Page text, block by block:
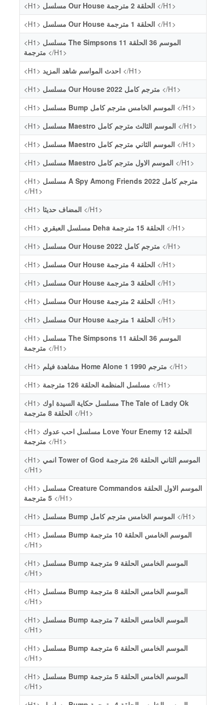
<H1>
مسلسل Our House الحلقة 2 مترجمة </H1>
<H1>
مسلسل Our House الحلقة 1 مترجمة </H1>
<H1> مسلسل The Simpsons الموسم 36 الحلقة 11
مترجمة </H1>
<H1>
</H1>
<H1>
مسلسل Our House 2022 مترجم كامل </H1>
<H1>
مسلسل Bump الموسم الخامس مترجم كامل </H1>
<H1>
مسلسل Maestro الموسم الثالث مترجم كامل </H1>
<H1>
مسلسل Maestro الموسم الثاني مترجم كامل </H1>
<H1>
مسلسل Maestro الموسم الاول مترجم كامل </H1>
<H1>
مسلسل A Spy Among Friends 2022 مترجم كامل
</H1>
<H1>
</H1>
<H1>
مسلسل العبقري Deha الحلقة 15 مترجمة </H1>
<H1>
مسلسل Our House 2022 مترجم كامل </H1>
<H1>
مسلسل Our House الحلقة 4 مترجمة </H1>
<H1>
مسلسل Our House الحلقة 3 مترجمة </H1>
<H1>
مسلسل Our House الحلقة 2 مترجمة </H1>
<H1>
مسلسل Our House الحلقة 1 مترجمة </H1>
<H1> مسلسل The Simpsons الموسم 36 الحلقة 11
مترجمة </H1>
<H1>
مشاهدة فيلم Home Alone 1 1990 مترجم </H1>
<H1>
مسلسل المنظمة الحلقة 126 مترجمة </H1>
<H1> مسلسل حكاية السيدة اوك The Tale of Lady Ok
الحلقة 8 مترجمة </H1>
<H1> مسلسل احب عدوك Love Your Enemy الحلقة 12
مترجمة </H1>
<H1>
انمي Tower of God الموسم الثاني الحلقة 26 مترجمة
</H1>
<H1> مسلسل Creature Commandos الموسم الاول الحلقة
5 مترجمة </H1>
<H1>
مسلسل Bump الموسم الخامس مترجم كامل </H1>
<H1>
مسلسل Bump الموسم الخامس الحلقة 10 مترجمة
</H1>
<H1>
مسلسل Bump الموسم الخامس الحلقة 9 مترجمة
</H1>
<H1>
مسلسل Bump الموسم الخامس الحلقة 8 مترجمة
</H1>
<H1>
مسلسل Bump الموسم الخامس الحلقة 7 مترجمة
</H1>
<H1>
مسلسل Bump الموسم الخامس الحلقة 6 مترجمة
</H1>
<H1>
مسلسل Bump الموسم الخامس الحلقة 5 مترجمة
</H1>